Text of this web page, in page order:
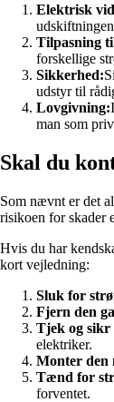
Elektrisk
Tilpasning
forskellige
Sikkerhed:
udstyr til
Lovgivning:
man som
Skal du
Som nævnt er det
risikoen for skader
Hvis du har
kort vejledning:
Sluk for
Fjern den
Tjek og sikr
elektriker.
Monter den
Tænd for
forventet.